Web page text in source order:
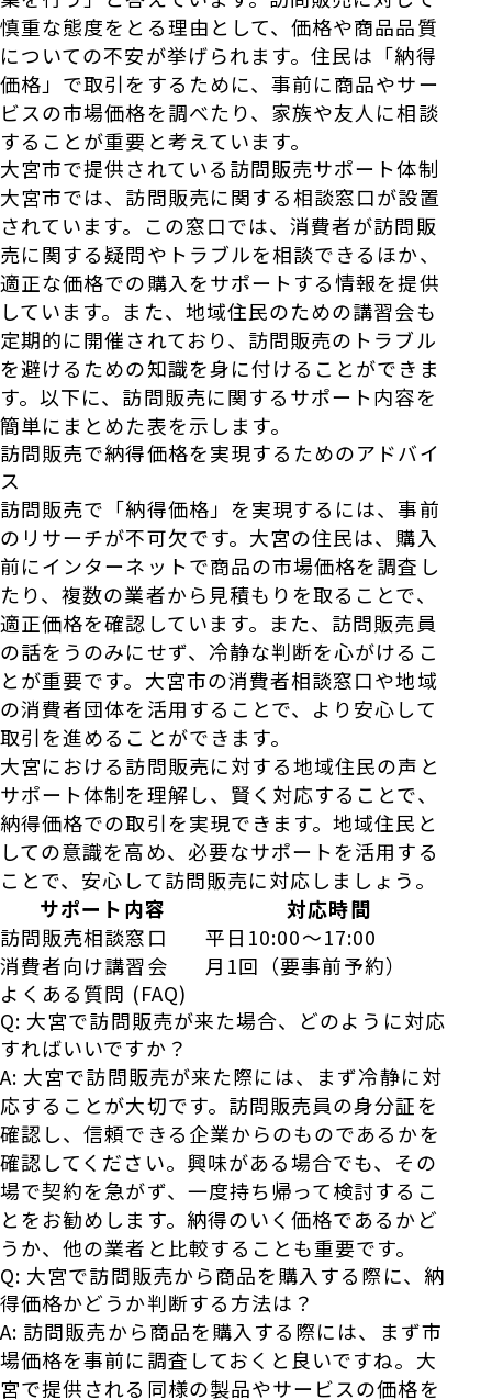
慎重な態度をとる理由として、価格や商品品質
についての不安が挙げられます。住民は「納得
価格」で取引をするために、事前に商品やサー
ビスの市場価格を調べたり、家族や友人に相談
することが重要と考えています。
大宮市で提供されている訪問販売サポート体制
大宮市では、訪問販売に関する相談窓口が設置
されています。この窓口では、消費者が訪問販
売に関する疑問やトラブルを相談できるほか、
適正な価格での購入をサポートする情報を提供
しています。また、地域住民のための講習会も
定期的に開催されており、訪問販売のトラブル
を避けるための知識を身に付けることができま
す。以下に、訪問販売に関するサポート内容を
簡単にまとめた表を示します。
訪問販売で納得価格を実現するためのアドバイ
ス
訪問販売で「納得価格」を実現するには、事前
のリサーチが不可欠です。大宮の住民は、購入
前にインターネットで商品の市場価格を調査し
たり、複数の業者から見積もりを取ることで、
適正価格を確認しています。また、訪問販売員
の話をうのみにせず、冷静な判断を心がけるこ
とが重要です。大宮市の消費者相談窓口や地域
の消費者団体を活用することで、より安心して
取引を進めることができます。
大宮における訪問販売に対する地域住民の声と
サポート体制を理解し、賢く対応することで、
納得価格での取引を実現できます。地域住民と
しての意識を高め、必要なサポートを活用する
ことで、安心して訪問販売に対応しましょう。
サポート内容
対応時間
訪問販売相談窓口
平日10:00〜17:00
消費者向け講習会
月1回（要事前予約）
よくある質問 (FAQ)
Q: 大宮で訪問販売が来た場合、どのように対応
すればいいですか？
A: 大宮で訪問販売が来た際には、まず冷静に対
応することが大切です。訪問販売員の身分証を
確認し、信頼できる企業からのものであるかを
確認してください。興味がある場合でも、その
場で契約を急がず、一度持ち帰って検討するこ
とをお勧めします。納得のいく価格であるかど
うか、他の業者と比較することも重要です。
Q: 大宮で訪問販売から商品を購入する際に、納
得価格かどうか判断する方法は？
A: 訪問販売から商品を購入する際には、まず市
場価格を事前に調査しておくと良いですね。大
宮で提供される同様の製品やサービスの価格を